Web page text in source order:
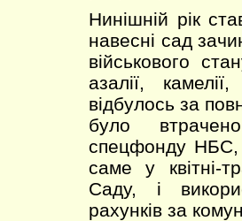
Нинішній рік
навесні сад
військового
азалії,
відбулось за
було
спецфонду НБС,
саме у квітні-
Саду, і
рахунків за